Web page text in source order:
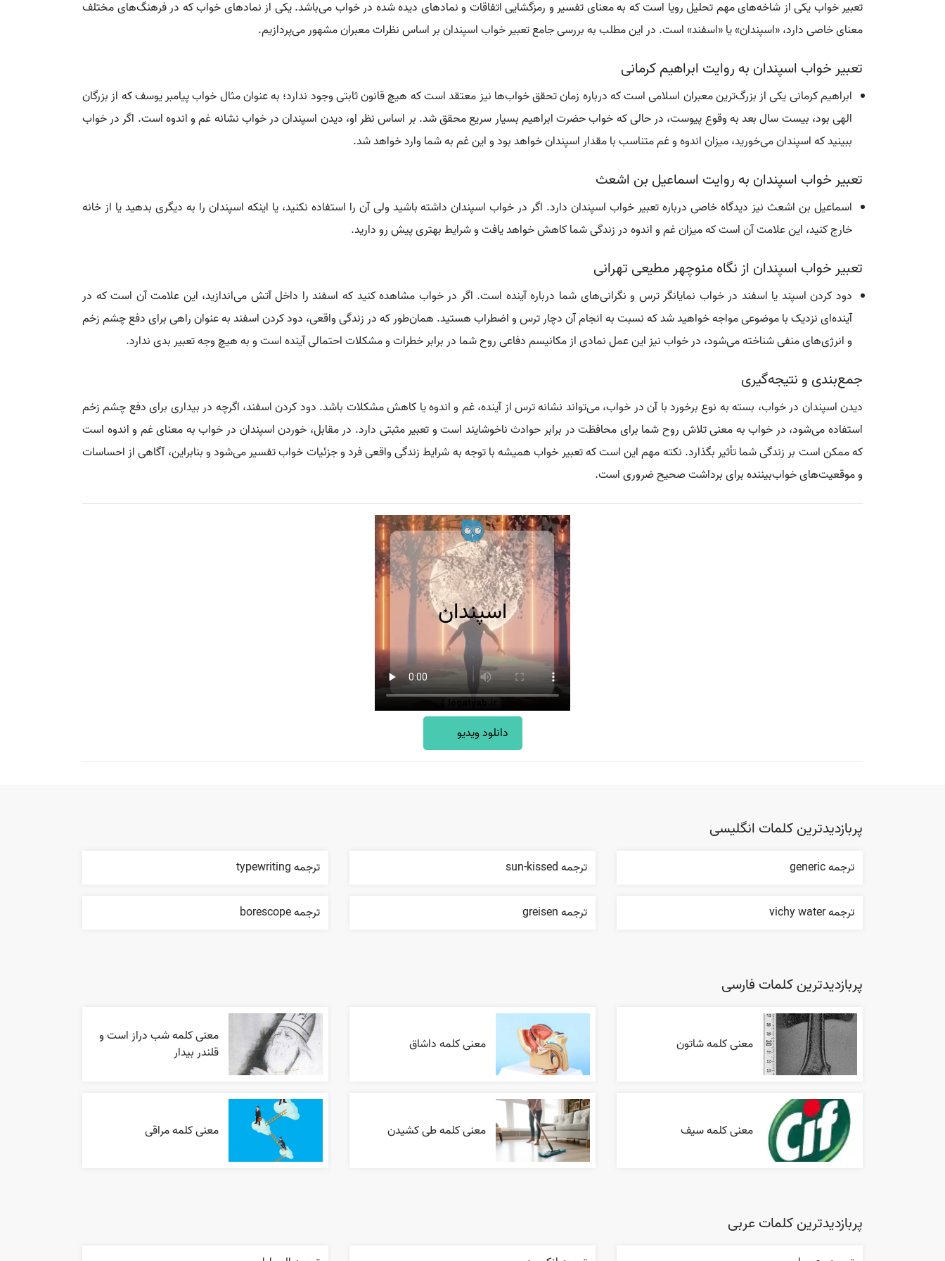
تعبیر خواب یکی از شاخه‌های مهم تحلیل رویا است که به معنای تفسیر و رمزگشایی اتفاقات و نمادهای دیده شده در خواب می‌باشد. یکی از نمادهای خواب که در فرهنگ‌های مختلف
معنای خاصی دارد، «اسپندان» یا «اسفند» است. در این مطلب به بررسی جامع تعبیر خواب اسپندان بر اساس نظرات معبران مشهور می‌پردازیم.
تعبیر خواب اسپندان به روایت ابراهیم کرمانی
ابراهیم کرمانی یکی از بزرگ‌ترین معبران اسلامی است که درباره زمان تحقق خواب‌ها نیز معتقد است که هیچ قانون ثابتی وجود ندارد؛ به عنوان مثال خواب پیامبر یوسف که از بزرگان
الهی بود، بیست سال بعد به وقوع پیوست، در حالی که خواب حضرت ابراهیم بسیار سریع محقق شد. بر اساس نظر او، دیدن اسپندان در خواب نشانه غم و اندوه است. اگر در خواب
ببینید که اسپندان می‌خورید، میزان اندوه و غم متناسب با مقدار اسپندان خواهد بود و این غم به شما وارد خواهد شد.
تعبیر خواب اسپندان به روایت اسماعیل بن اشعث
اسماعیل بن اشعث نیز دیدگاه خاصی درباره تعبیر خواب اسپندان دارد. اگر در خواب اسپندان داشته باشید ولی آن را استفاده نکنید، یا اینکه اسپندان را به دیگری بدهید یا از خانه
خارج کنید، این علامت آن است که میزان غم و اندوه در زندگی شما کاهش خواهد یافت و شرایط بهتری پیش رو دارید.
تعبیر خواب اسپندان از نگاه منوچهر مطیعی تهرانی
دود کردن اسپند یا اسفند در خواب نمایانگر ترس و نگرانی‌های شما درباره آینده است. اگر در خواب مشاهده کنید که اسفند را داخل آتش می‌اندازید، این علامت آن است که در
آینده‌ای نزدیک با موضوعی مواجه خواهید شد که نسبت به انجام آن دچار ترس و اضطراب هستید. همان‌طور که در زندگی واقعی، دود کردن اسفند به عنوان راهی برای دفع چشم زخم
و انرژی‌های منفی شناخته می‌شود، در خواب نیز این عمل نمادی از مکانیسم دفاعی روح شما در برابر خطرات و مشکلات احتمالی آینده است و به هیچ وجه تعبیر بدی ندارد.
جمع‌بندی و نتیجه‌گیری
دیدن اسپندان در خواب، بسته به نوع برخورد با آن در خواب، می‌تواند نشانه ترس از آینده، غم و اندوه یا کاهش مشکلات باشد. دود کردن اسفند، اگرچه در بیداری برای دفع چشم زخم
استفاده می‌شود، در خواب به معنی تلاش روح شما برای محافظت در برابر حوادث ناخوشایند است و تعبیر مثبتی دارد. در مقابل، خوردن اسپندان در خواب به معنای غم و اندوه است
که ممکن است بر زندگی شما تأثیر بگذارد. نکته مهم این است که تعبیر خواب همیشه با توجه به شرایط زندگی واقعی فرد و جزئیات خواب تفسیر می‌شود و بنابراین، آگاهی از احساسات
و موقعیت‌های خواب‌بیننده برای برداشت صحیح ضروری است.
دانلود ویدیو
پربازدیدترین کلمات انگلیسی
ترجمه generic ترجمه sun-kissed ترجمه typewriting
ترجمه vichy water ترجمه greisen ترجمه borescope
پربازدیدترین کلمات فارسی
معنی کلمه شاتون معنی کلمه داشاق
معنی کلمه شب دراز است و
قلندر بیدار
معنی کلمه سیف معنی کلمه طی کشیدن معنی کلمه مراقی
پربازدیدترین کلمات عربی